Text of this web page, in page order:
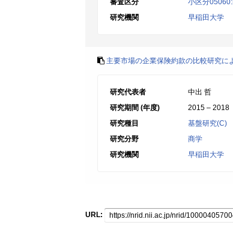
審査区分
小区分
研究機関
早稲田大学
主要市場の企業保険約款の比較研究
研究代表者
中出 哲
研究期間 (年度)
2015 – 2018
研究種目
基盤研究(C)
研究分野
商学
研究機関
早稲田大学
URL: